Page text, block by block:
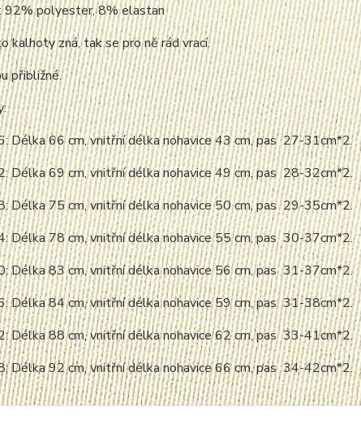
92% polyester, 8% elastan
kalhoty zná, tak se pro ně rád vrací.
přibližné.
Délka 66 cm, vnitřní délka nohavice 43 cm, pas 27-31cm*2.
Délka 69 cm, vnitřní délka nohavice 49 cm, pas 28-32cm*2.
Délka 75 cm, vnitřní délka nohavice 50 cm, pas 29-35cm*2.
Délka 78 cm, vnitřní délka nohavice 55 cm, pas 30-37cm*2.
Délka 83 cm, vnitřní délka nohavice 56 cm, pas 31-37cm*2.
Délka 84 cm, vnitřní délka nohavice 59 cm, pas 31-38cm*2.
Délka 88 cm, vnitřní délka nohavice 62 cm, pas 33-41cm*2.
Délka 92 cm, vnitřní délka nohavice 66 cm, pas 34-42cm*2.